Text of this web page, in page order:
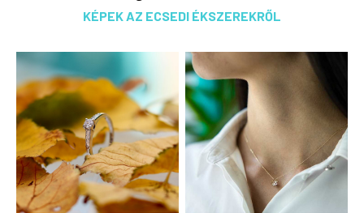
KÉPEK AZ ECSEDI ÉKSZEREKRŐL